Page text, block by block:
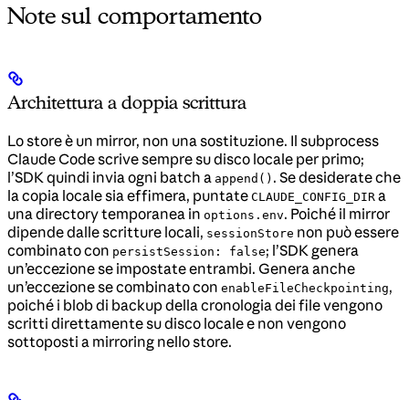
Note sul comportamento
Architettura a doppia scrittura
Lo store è un mirror, non una sostituzione. Il subprocess
Claude Code scrive sempre su disco locale per primo;
l’SDK quindi invia ogni batch a append() . Se desiderate che
la copia locale sia effimera, puntate CLAUDE_CONFIG_DIR a
una directory temporanea in options.env. Poiché il mirror
dipende dalle scritture locali, sessionStore non può essere
combinato con persistSession: false; l’SDK genera
un’eccezione se impostate entrambi. Genera anche
un’eccezione se combinato con enableFileCheckpointing,
poiché i blob di backup della cronologia dei file vengono
scritti direttamente su disco locale e non vengono
sottoposti a mirroring nello store.